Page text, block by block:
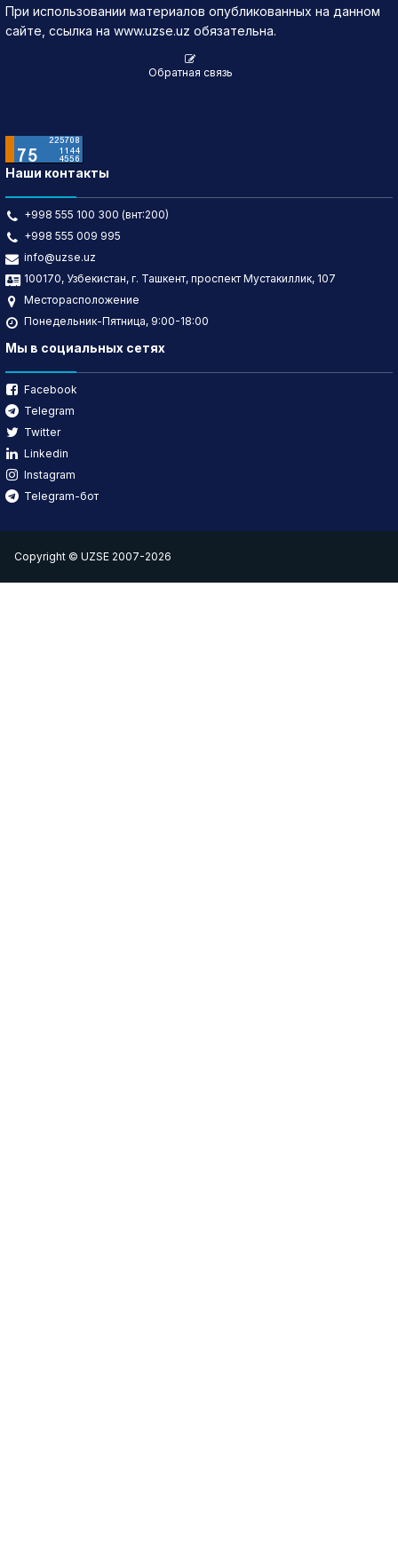
При использовании материалов опубликованных на данном
сайте, ссылка на www.uzse.uz обязательна.
Обратная связь
Наши контакты
+998 555 100 300 (внт:200)
+998 555 009 995
info@uzse.uz
100170, Узбекистан, г. Ташкент, проспект Мустакиллик, 107
Месторасположение
Понедельник-Пятница, 9:00-18:00
Мы в социальных сетях
Facebook
Telegram
Twitter
Linkedin
Instagram
Telegram-бот
Copyright © UZSE 2007-2026